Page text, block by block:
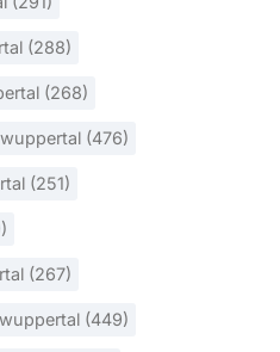
(288)
(268)
(476)
(251)
(267)
(449)